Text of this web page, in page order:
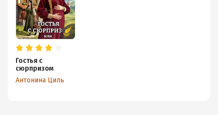
Гостья с
сюрпризом
Антонина Циль